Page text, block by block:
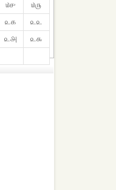
௰௪
௰௫
௨௧
௨௨
௨௮
௨௯